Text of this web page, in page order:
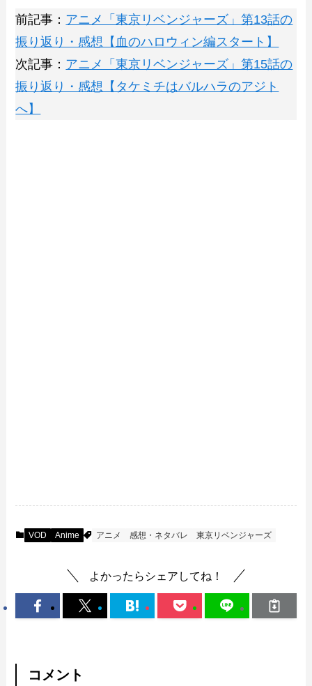
前記事： アニメ「東京リベンジャーズ」第13話の
振り返り・感想【血のハロウィン編スタート】
次記事： アニメ「東京リベンジャーズ」第15話の
振り返り・感想【タケミチはバルハラのアジト
へ】
VOD Anime アニメ 感想・ネタバレ 東京リベンジャーズ
よかったらシェアしてね！
コメント